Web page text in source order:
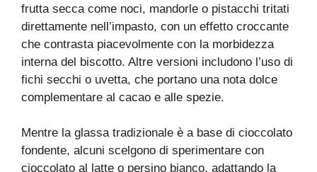
frutta secca come noci, mandorle o pistacchi tritati
direttamente nell’impasto, con un effetto croccante
che contrasta piacevolmente con la morbidezza
interna del biscotto. Altre versioni includono l’uso di
fichi secchi o uvetta, che portano una nota dolce
complementare al cacao e alle spezie.
Mentre la glassa tradizionale è a base di cioccolato
fondente, alcuni scelgono di sperimentare con
cioccolato al latte o persino bianco, adattando la